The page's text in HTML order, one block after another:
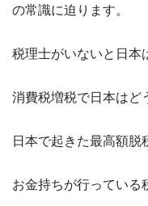
の常識に迫ります。
税理士がいないと日本
消費税増税で日本はど
日本で起きた最高額脱
お金持ちが行っている